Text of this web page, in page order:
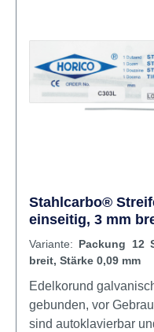
Stahlcarbo®
einseitig, 3 mm
Variante: Packung 12
breit, Stärke 0,09 mm
Edelkorund
gebunden, vor
sind autoklavierbar